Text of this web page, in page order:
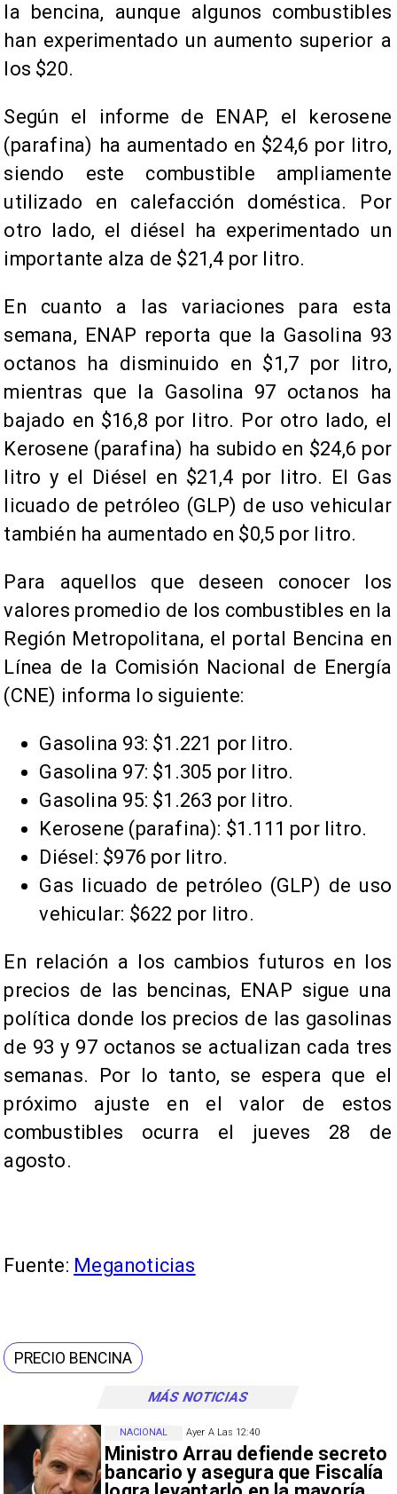
MÁS NOTICIAS
Ayer A Las 12:40
Ministro Arrau defiende secreto
bancario y asegura que Fiscalía
NACIONAL
la bencina, aunque algunos combustibles
han experimentado un aumento superior a
los $20.
Según el informe de ENAP, el kerosene
(parafina) ha aumentado en $24,6 por litro,
siendo este combustible ampliamente
utilizado en calefacción doméstica. Por
otro lado, el diésel ha experimentado un
importante alza de $21,4 por litro.
En cuanto a las variaciones para esta
semana, ENAP reporta que la Gasolina 93
octanos ha disminuido en $1,7 por litro,
mientras que la Gasolina 97 octanos ha
bajado en $16,8 por litro. Por otro lado, el
Kerosene (parafina) ha subido en $24,6 por
litro y el Diésel en $21,4 por litro. El Gas
licuado de petróleo (GLP) de uso vehicular
también ha aumentado en $0,5 por litro.
Para aquellos que deseen conocer los
valores promedio de los combustibles en la
Región Metropolitana, el portal Bencina en
Línea de la Comisión Nacional de Energía
(CNE) informa lo siguiente:
Gasolina 93: $1.221 por litro.
Gasolina 97: $1.305 por litro.
Gasolina 95: $1.263 por litro.
Kerosene (parafina): $1.111 por litro.
Diésel: $976 por litro.
Gas licuado de petróleo (GLP) de uso
vehicular: $622 por litro.
En relación a los cambios futuros en los
precios de las bencinas, ENAP sigue una
política donde los precios de las gasolinas
de 93 y 97 octanos se actualizan cada tres
semanas. Por lo tanto, se espera que el
próximo ajuste en el valor de estos
combustibles ocurra el jueves 28 de
agosto.
Fuente: Meganoticias
PRECIO BENCINA